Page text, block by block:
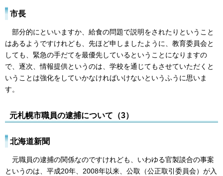
市長
部分的にといいますか、給食の問題で説明をされたりということ
はあるようですけれども、先ほど申しましたように、教育委員会と
しても、緊急の手だてを最優先しているということになりますの
で、逐次、情報提供というのは、学校を通じてもさせていただくと
いうことは強化をしていかなければいけないというふうに思いま
す。
元札幌市職員の逮捕について（3）
北海道新聞
元職員の逮捕の関係なのですけれども、いわゆる官製談合の事案
というのは、平成20年、2008年以来、公取（公正取引委員会）が入